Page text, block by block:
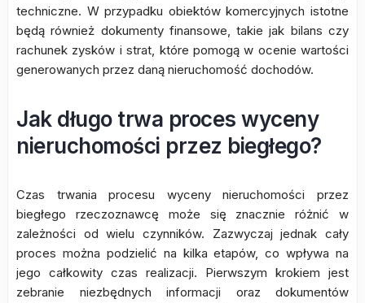
techniczne. W przypadku obiektów komercyjnych istotne
będą również dokumenty finansowe, takie jak bilans czy
rachunek zysków i strat, które pomogą w ocenie wartości
generowanych przez daną nieruchomość dochodów.
Jak długo trwa proces wyceny
nieruchomości przez biegłego?
Czas trwania procesu wyceny nieruchomości przez
biegłego rzeczoznawcę może się znacznie różnić w
zależności od wielu czynników. Zazwyczaj jednak cały
proces można podzielić na kilka etapów, co wpływa na
jego całkowity czas realizacji. Pierwszym krokiem jest
zebranie niezbędnych informacji oraz dokumentów